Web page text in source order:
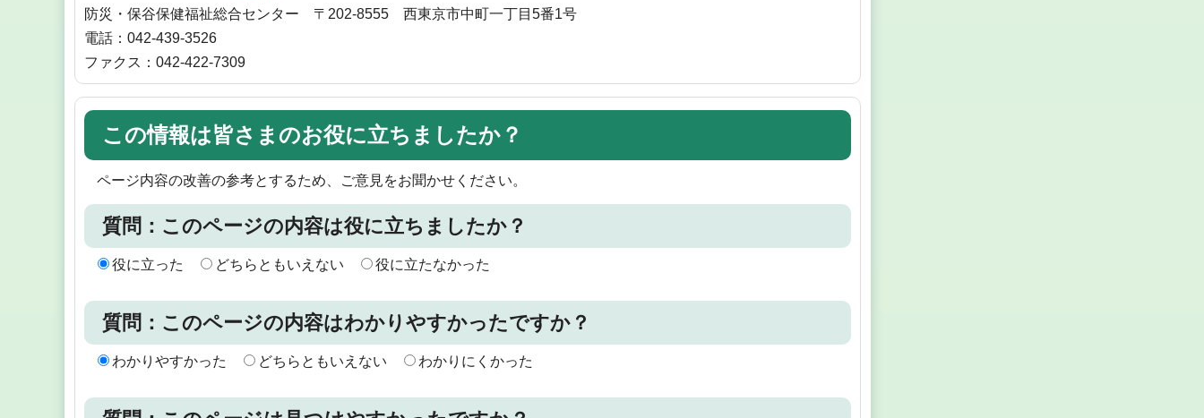
防災・保谷保健福祉総合センター 〒202-8555 西東京市中町一丁目5番1号
電話：042-439-3526
ファクス：042-422-7309
この情報は皆さまのお役に立ちましたか？
ページ内容の改善の参考とするため、ご意見をお聞かせください。
質問：このページの内容は役に立ちましたか？
役に立った どちらともいえない 役に立たなかった
質問：このページの内容はわかりやすかったですか？
わかりやすかった どちらともいえない わかりにくかった